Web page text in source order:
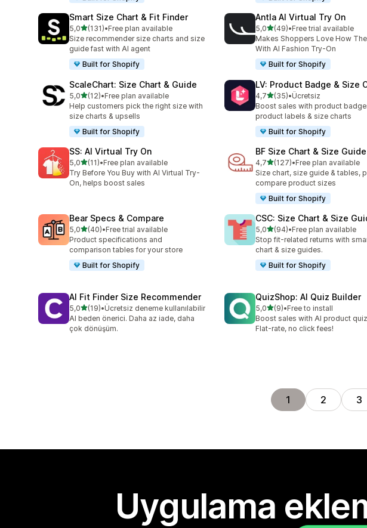
Smart Size Chart & Fit Finder
5,05 yıldız üzerinden
(131)
toplam 131 değerlendirme
•Free plan available
Size recommender size charts and size
guide fast with AI agent
Built for Shopify
Antla AI Virtual Try On
5,05 yıldız üzerinden
(49)
toplam 49 değerlendirme
•Free trial available
Makes Shoppers Love How
With AI Fashion Try-On
Built for Shopify
ScaleChart: Size Chart & Guide
5,05 yıldız üzerinden
(12)
toplam 12 değerlendirme
•Free plan available
Help customers pick the right size with
size charts & upsells
Built for Shopify
LV: Product Badge & Size
4,75 yıldız üzerinden
(35)
toplam 35 değerlendirme
•Ücretsiz
Boost sales with product
product labels & size charts
Built for Shopify
SS: AI Virtual Try On
5,05 yıldız üzerinden
(11)
toplam 11 değerlendirme
•Free plan available
Try Before You Buy with AI Virtual Try-
On, helps boost sales
BF Size Chart & Size Guide
4,75 yıldız üzerinden
(127)
toplam 127 değerlendirme
•Free plan available
Size chart, size guide & tables,
compare product sizes
Built for Shopify
Bear Specs & Compare
5,05 yıldız üzerinden
(40)
toplam 40 değerlendirme
•Free trial available
Product specifications and
comparison tables for your store
Built for Shopify
CSC: Size Chart & Size
5,05 yıldız üzerinden
(94)
toplam 94 değerlendirme
•Free plan available
Stop fit-related returns with
chart & size guides.
Built for Shopify
AI Fit Finder Size Recommender
5,05 yıldız üzerinden
(19)
toplam 19 değerlendirme
•Ücretsiz deneme kullanılabilir
AI beden önerici. Daha az iade, daha
çok dönüşüm.
QuizShop: AI Quiz Builder
5,05 yıldız üzerinden
(9)
toplam 9 değerlendirme
•Free to install
Boost sales with AI product
Flat-rate, no click fees!
1 2 3
Uygulama